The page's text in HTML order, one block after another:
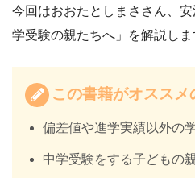
今回はおおたとしまささん、
学受験の親たちへ」を解説しま
この書籍がオススメ
偏差値や進学実績以外の
中学受験をする子どもの